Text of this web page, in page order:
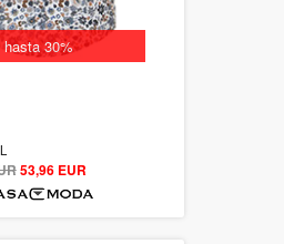
hasta 30%
of 5
53,96 EUR